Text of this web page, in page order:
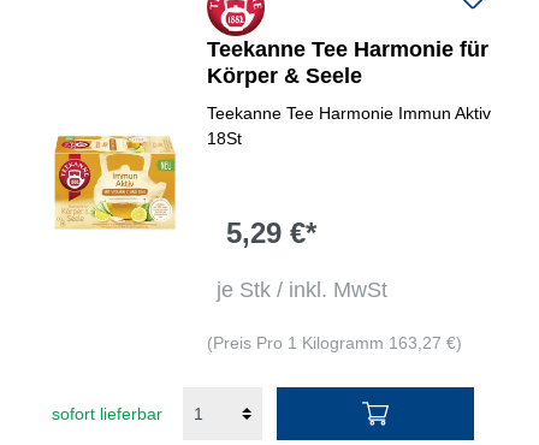
Teekanne Tee Harmonie für
Körper & Seele
Teekanne Tee Harmonie Immun Aktiv
18St
5,29 €*
je Stk / inkl. MwSt
(Preis Pro 1 Kilogramm 163,27 €)
sofort lieferbar